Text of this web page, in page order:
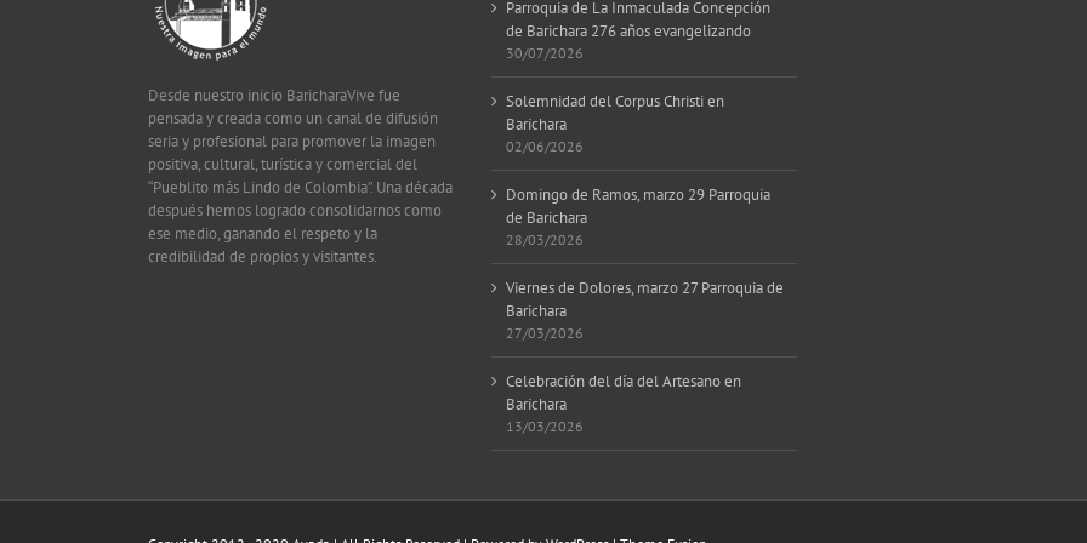
Desde nuestro inicio BaricharaVive fue
pensada y creada como un canal de difusión
seria y profesional para promover la imagen
positiva, cultural, turística y comercial del
“Pueblito más Lindo de Colombia”. Una década
después hemos logrado consolidarnos como
ese medio, ganando el respeto y la
credibilidad de propios y visitantes.
Parroquia de La Inmaculada Concepción
de Barichara 276 años evangelizando
30/07/2026
Solemnidad del Corpus Christi en
Barichara
02/06/2026
Domingo de Ramos, marzo 29 Parroquia
de Barichara
28/03/2026
Viernes de Dolores, marzo 27 Parroquia de
Barichara
27/03/2026
Celebración del día del Artesano en
Barichara
13/03/2026